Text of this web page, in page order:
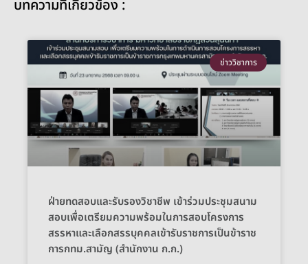
บทความที่เกี่ยวข้อง :
ข่าววิชาการ
ฝ่ายทดสอบและรับรองวิชาชีพ เข้าร่วมประชุมสนาม
สอบเพื่อเตรียมความพร้อมในการสอบโครงการ
สรรหาและเลือกสรรบุคคลเข้ารับราชการเป็นข้าราช
การกทม.สามัญ (สำนักงาน ก.ก.)